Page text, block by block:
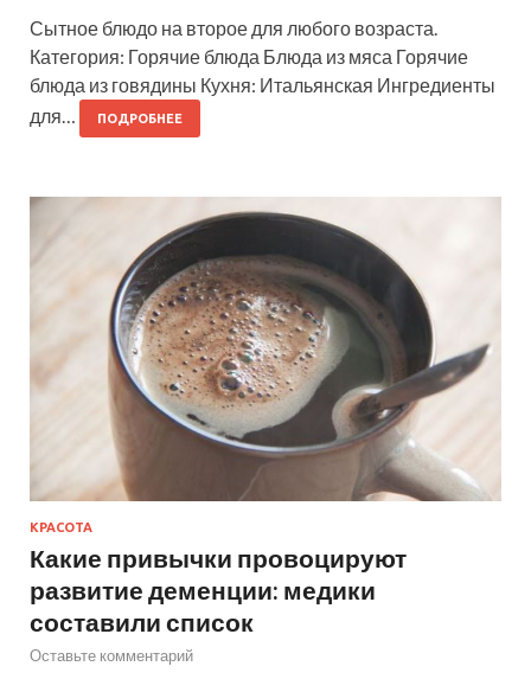
Сытное блюдо на второе для любого возраста.
Категория: Горячие блюда Блюда из мяса Горячие
блюда из говядины Кухня: Итальянская Ингредиенты
для…
ПОДРОБНЕЕ
КРАСОТА
Какие привычки провоцируют
развитие деменции: медики
составили список
Оставьте комментарий